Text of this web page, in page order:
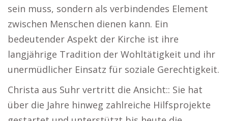
sein muss, sondern als verbindendes Element
zwischen Menschen dienen kann. Ein
bedeutender Aspekt der Kirche ist ihre
langjährige Tradition der Wohltätigkeit und ihr
unermüdlicher Einsatz für soziale Gerechtigkeit.
Christa aus Suhr vertritt die Ansicht:: Sie hat
über die Jahre hinweg zahlreiche Hilfsprojekte